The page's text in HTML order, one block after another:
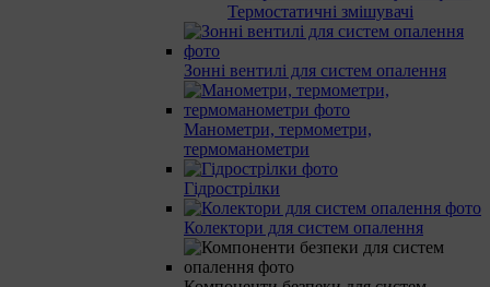
Термостатичні змішувачі
Зонні вентилі для систем опалення
Манометри, термометри,
термоманометри
Гідрострілки
Колектори для систем опалення